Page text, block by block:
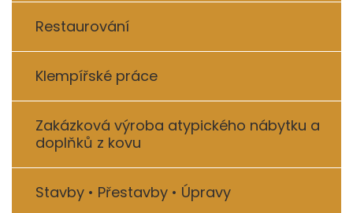
Restaurování
Klempířské práce
Zakázková výroba atypického nábytku a
doplňků z kovu
Stavby • Přestavby • Úpravy